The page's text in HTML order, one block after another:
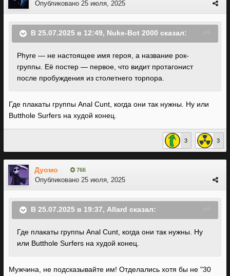
Опубликовано 25 июля, 2025
В 25.07.2025 в 12:49, Nuke-Bot 2000 сказал:
Phyre — не настоящее имя героя, а название рок-
группы. Её постер — первое, что видит протагонист
после пробуждения из столетнего торпора.
Где плакаты группы Anal Cunt, когда они так нужны. Ну или
Butthole Surfers на худой конец.
3 3
Дуомо 766
Опубликовано 25 июля, 2025
В 25.07.2025 в 19:37, Allard сказал:
Где плакаты группы Anal Cunt, когда они так нужны. Ну
или Butthole Surfers на худой конец.
Мужчина, не подсказывайте им! Отделались хотя бы не "30